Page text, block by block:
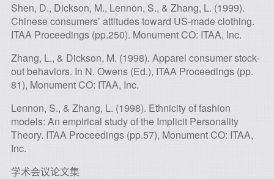
Shen, D., Dickson, M., Lennon, S., & Zhang, L. (1999).
Chinese consumers’ attitudes toward US-made clothing.
ITAA Proceedings (pp.250). Monument CO: ITAA, Inc.
Zhang, L., & Dickson, M. (1998). Apparel consumer stock-
out behaviors. In N. Owens (Ed.), ITAA Proceedings (pp.
81), Monument CO: ITAA, Inc.
Lennon, S., & Zhang, L. (1998). Ethnicity of fashion
models: An empirical study of the Implicit Personality
Theory. ITAA Proceedings (pp.57), Monument CO: ITAA,
Inc.
学术会议论文集